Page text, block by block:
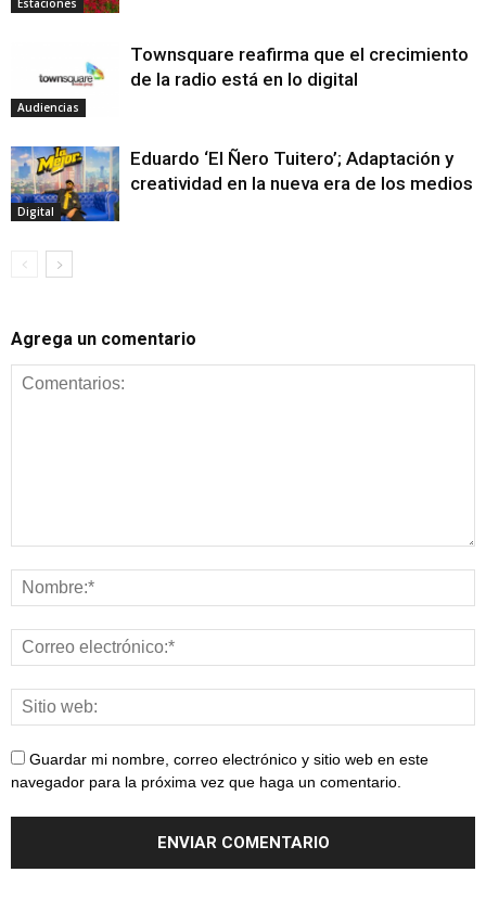
Estaciones
Audiencias
Townsquare reafirma que el crecimiento
de la radio está en lo digital
Digital
Eduardo ‘El Ñero Tuitero’; Adaptación y
creatividad en la nueva era de los medios
Agrega un comentario
Guardar mi nombre, correo electrónico y sitio web en este
navegador para la próxima vez que haga un comentario.